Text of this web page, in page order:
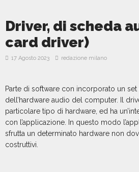
Driver, di scheda
card driver)
17 Agosto 2023 redazione milano
Parte di software con incorporato un
dell’hardware audio del computer. Il
particolare tipo di hardware, ed ha
con l’applicazione. In questo modo
sfrutta un determinato hardware non
costruttivi.